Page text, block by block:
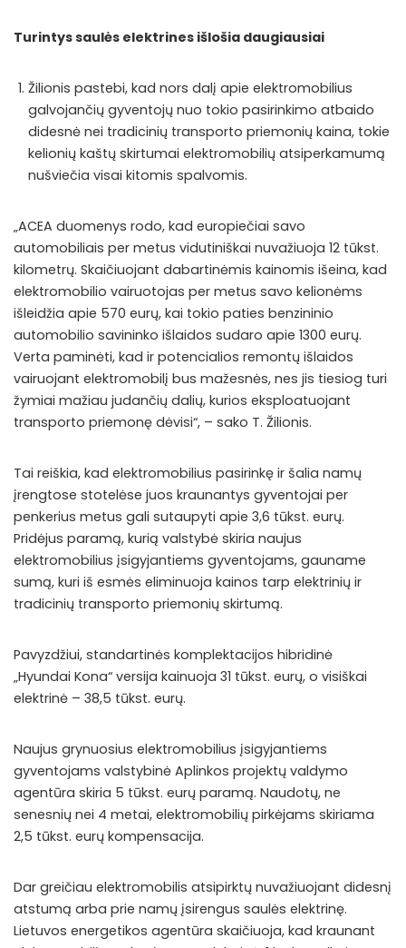
Turintys saulės elektrines išlošia daugiausiai
Žilionis pastebi, kad nors dalį apie elektromobilius
galvojančių gyventojų nuo tokio pasirinkimo atbaido
didesnė nei tradicinių transporto priemonių kaina, tokie
kelionių kaštų skirtumai elektromobilių atsiperkamumą
nušviečia visai kitomis spalvomis.
„ACEA duomenys rodo, kad europiečiai savo
automobiliais per metus vidutiniškai nuvažiuoja 12 tūkst.
kilometrų. Skaičiuojant dabartinėmis kainomis išeina, kad
elektromobilio vairuotojas per metus savo kelionėms
išleidžia apie 570 eurų, kai tokio paties benzininio
automobilio savininko išlaidos sudaro apie 1300 eurų.
Verta paminėti, kad ir potencialios remontų išlaidos
vairuojant elektromobilį bus mažesnės, nes jis tiesiog turi
žymiai mažiau judančių dalių, kurios eksploatuojant
transporto priemonę dėvisi“, – sako T. Žilionis.
Tai reiškia, kad elektromobilius pasirinkę ir šalia namų
įrengtose stotelėse juos kraunantys gyventojai per
penkerius metus gali sutaupyti apie 3,6 tūkst. eurų.
Pridėjus paramą, kurią valstybė skiria naujus
elektromobilius įsigyjantiems gyventojams, gauname
sumą, kuri iš esmės eliminuoja kainos tarp elektrinių ir
tradicinių transporto priemonių skirtumą.
Pavyzdžiui, standartinės komplektacijos hibridinė
„Hyundai Kona“ versija kainuoja 31 tūkst. eurų, o visiškai
elektrinė – 38,5 tūkst. eurų.
Naujus grynuosius elektromobilius įsigyjantiems
gyventojams valstybinė Aplinkos projektų valdymo
agentūra skiria 5 tūkst. eurų paramą. Naudotų, ne
senesnių nei 4 metai, elektromobilių pirkėjams skiriama
2,5 tūkst. eurų kompensacija.
Dar greičiau elektromobilis atsipirktų nuvažiuojant didesnį
atstumą arba prie namų įsirengus saulės elektrinę.
Lietuvos energetikos agentūra skaičiuoja, kad kraunant